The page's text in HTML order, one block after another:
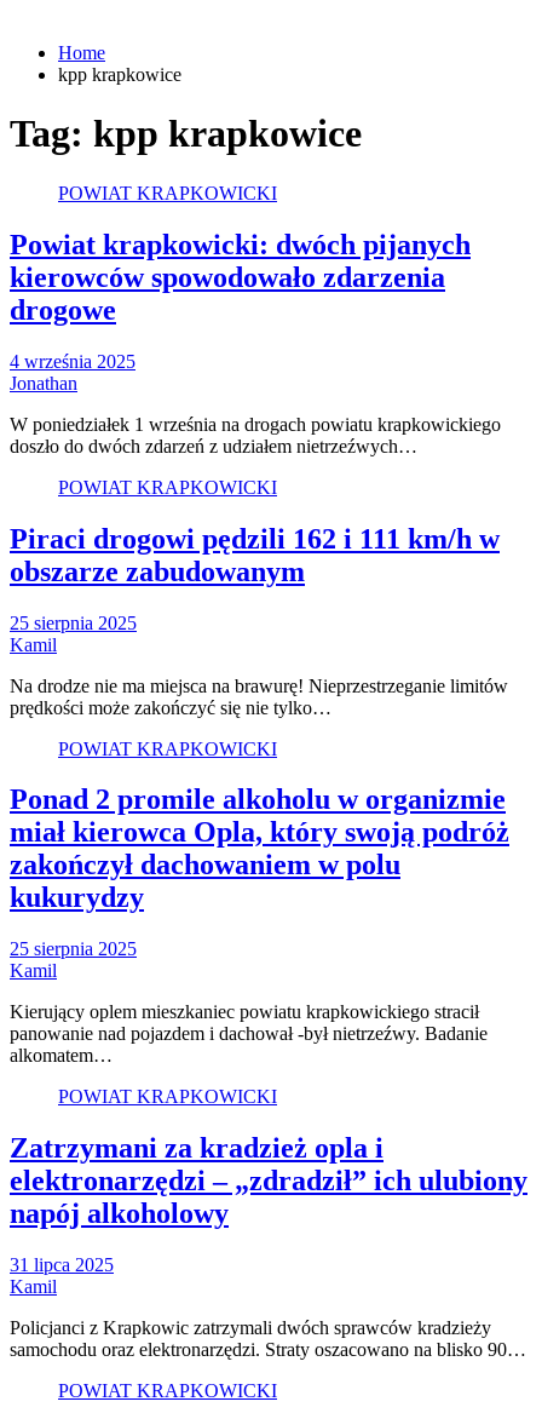
Home
kpp krapkowice
Tag: kpp krapkowice
POWIAT KRAPKOWICKI
Powiat krapkowicki: dwóch pijanych
kierowców spowodowało zdarzenia
drogowe
4 września 2025
Jonathan
W poniedziałek 1 września na drogach powiatu krapkowickiego
doszło do dwóch zdarzeń z udziałem nietrzeźwych…
POWIAT KRAPKOWICKI
Piraci drogowi pędzili 162 i 111 km/h w
obszarze zabudowanym
25 sierpnia 2025
Kamil
Na drodze nie ma miejsca na brawurę! Nieprzestrzeganie limitów
prędkości może zakończyć się nie tylko…
POWIAT KRAPKOWICKI
Ponad 2 promile alkoholu w organizmie
miał kierowca Opla, który swoją podróż
zakończył dachowaniem w polu
kukurydzy
25 sierpnia 2025
Kamil
Kierujący oplem mieszkaniec powiatu krapkowickiego stracił
panowanie nad pojazdem i dachował -był nietrzeźwy. Badanie
alkomatem…
POWIAT KRAPKOWICKI
Zatrzymani za kradzież opla i
elektronarzędzi – „zdradził” ich ulubiony
napój alkoholowy
31 lipca 2025
Kamil
Policjanci z Krapkowic zatrzymali dwóch sprawców kradzieży
samochodu oraz elektronarzędzi. Straty oszacowano na blisko 90…
POWIAT KRAPKOWICKI